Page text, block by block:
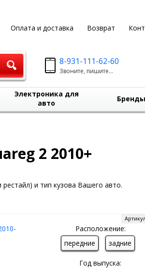
Оплата и доставка Возврат
8-931-111-62-60
Звоните, пишите...
Электроника для
авто
Бренды
2 2010+
и тип кузова Вашего авто.
Расположение:
передние
задние
Год выпуска: